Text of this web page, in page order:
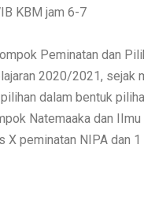
KBM jam 6-7
Peminatan dan
2020/2021, sejak
dalam bentuk
Natemaaka dan
X peminatan NIPA dan